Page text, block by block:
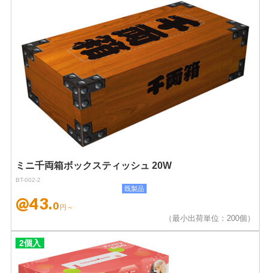
ミニ千両箱ボックスティッシュ 20W
BT-002-2
既製品
@43.0 円～
（最小出荷単位：200個）
2個入